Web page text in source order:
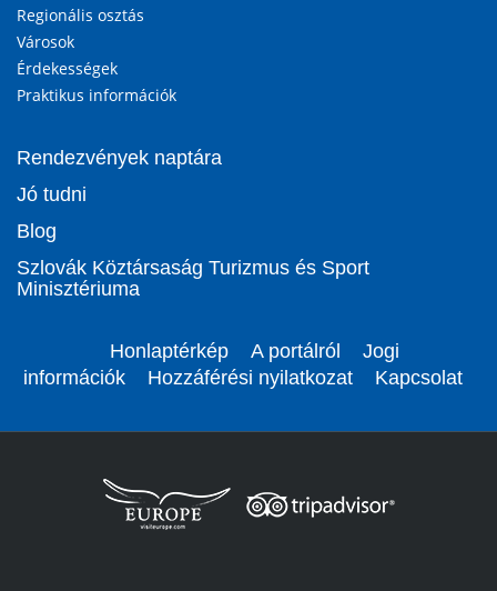
Regionális osztás
Városok
Érdekességek
Praktikus információk
Rendezvények naptára
Jó tudni
Blog
Szlovák Köztársaság Turizmus és Sport
Minisztériuma
Honlaptérkép A portálról
Jogi
információk
Hozzáférési nyilatkozat Kapcsolat